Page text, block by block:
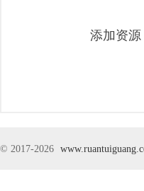
添加资
© 2017-2026